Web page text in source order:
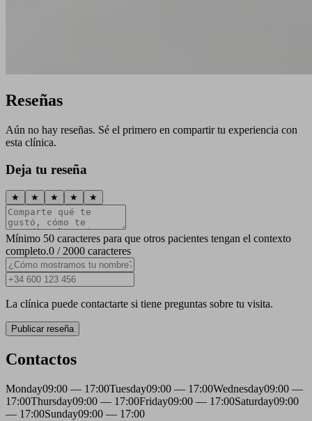
Reseñas
Aún no hay reseñas. Sé el primero en compartir tu experiencia con
esta clínica.
Deja tu reseña
★ ★ ★ ★ ★
Mínimo 50 caracteres para que otros pacientes tengan el contexto
completo.0 / 2000 caracteres
La clínica puede contactarte si tiene preguntas sobre tu visita.
Publicar reseña
Contactos
Monday09:00 — 17:00Tuesday09:00 — 17:00Wednesday09:00 —
17:00Thursday09:00 — 17:00Friday09:00 — 17:00Saturday09:00
— 17:00Sunday09:00 — 17:00